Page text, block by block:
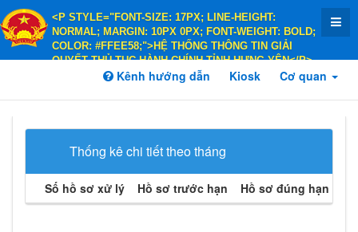
<P STYLE="FONT-SIZE: 17PX; LINE-HEIGHT:
NORMAL; MARGIN: 10PX 0PX; FONT-WEIGHT: BOLD;
COLOR: #FFEE58;">HỆ THỐNG THÔNG TIN GIẢI
QUYẾT THỦ TỤC HÀNH CHÍNH TỈNH HƯNG YÊN</P>
<P STYLE="FONT-SIZE: 14PX; LINE-HEIGHT:
COLOR: #FFEE58;">HÀNH CHÍNH PHỤC VỤ</P>
Kênh hướng dẫn Kiosk Cơ quan
Thống kê chi tiết theo tháng
Số hồ sơ xử lý Hồ sơ trước hạn Hồ sơ đúng hạn